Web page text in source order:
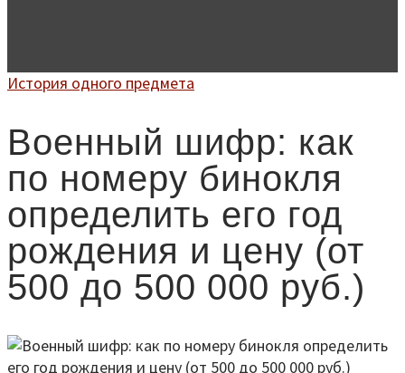
История одного предмета
Военный шифр: как
по номеру бинокля
определить его год
рождения и цену (от
500 до 500 000 руб.)